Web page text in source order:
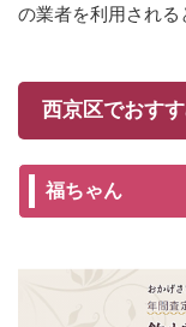
の業者を利用される
西京区でおす
福ちゃん